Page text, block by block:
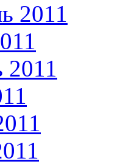
2011
2011